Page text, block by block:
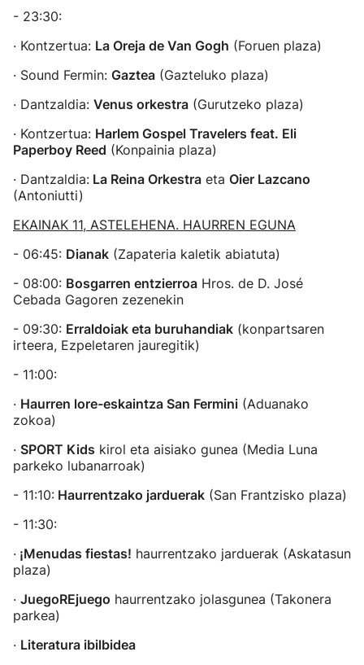
- 23:30:
· Kontzertua: La Oreja de Van Gogh (Foruen plaza)
· Sound Fermin: Gaztea (Gazteluko plaza)
· Dantzaldia: Venus orkestra (Gurutzeko plaza)
· Kontzertua: Harlem Gospel Travelers feat. Eli
Paperboy Reed (Konpainia plaza)
· Dantzaldia: La Reina Orkestra eta Oier Lazcano
(Antoniutti)
EKAINAK 11, ASTELEHENA. HAURREN EGUNA
- 06:45: Dianak (Zapateria kaletik abiatuta)
- 08:00: Bosgarren entzierroa Hros. de D. José
Cebada Gagoren zezenekin
- 09:30: Erraldoiak eta buruhandiak (konpartsaren
irteera, Ezpeletaren jauregitik)
- 11:00:
· Haurren lore-eskaintza San Fermini (Aduanako
zokoa)
· SPORT Kids kirol eta aisiako gunea (Media Luna
parkeko lubanarroak)
- 11:10: Haurrentzako jarduerak (San Frantzisko plaza)
- 11:30:
· ¡Menudas fiestas! haurrentzako jarduerak (Askatasun
plaza)
· JuegoREjuego haurrentzako jolasgunea (Takonera
parkea)
· Literatura ibilbidea